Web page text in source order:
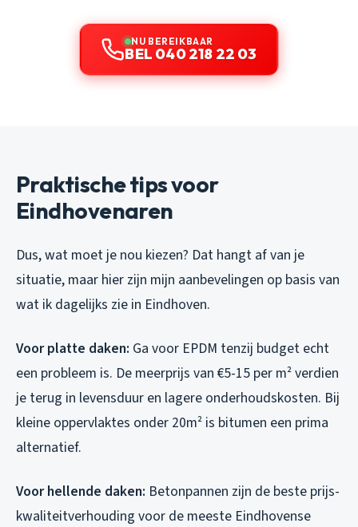
NU BEREIKBAAR
BEL 040 218 22 03
Praktische tips voor
Eindhovenaren
Dus, wat moet je nou kiezen? Dat hangt af van je
situatie, maar hier zijn mijn aanbevelingen op basis van
wat ik dagelijks zie in Eindhoven.
Voor platte daken: Ga voor EPDM tenzij budget echt
een probleem is. De meerprijs van €5-15 per m² verdien
je terug in levensduur en lagere onderhoudskosten. Bij
kleine oppervlaktes onder 20m² is bitumen een prima
alternatief.
Voor hellende daken: Betonpannen zijn de beste prijs-
kwaliteitverhouding voor de meeste Eindhovense